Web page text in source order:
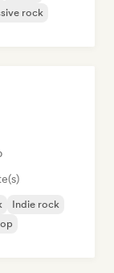
rock
Indie rock